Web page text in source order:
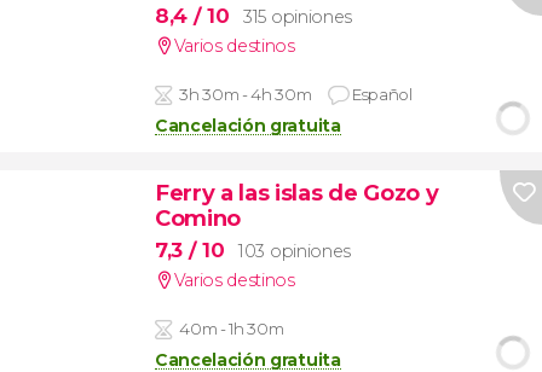
8,4 / 10
315 opiniones
Varios destinos
3h 30m - 4h 30m Español
Cancelación gratuita
Ferry a las islas de Gozo y
Comino
7,3 / 10
103 opiniones
Varios destinos
40m - 1h 30m
Cancelación gratuita